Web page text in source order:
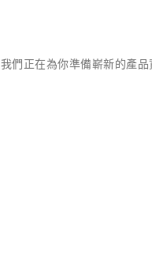
我們正在為你準備嶄新的產